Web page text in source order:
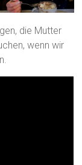
die Mutter
wenn wir